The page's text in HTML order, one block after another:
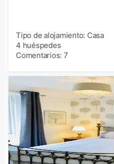
Tipo de alojamiento: Casa
4 huéspedes
Comentarios: 7